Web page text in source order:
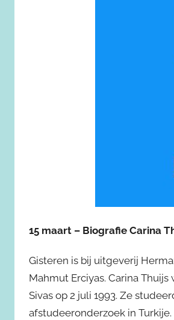
15 maart – Biografie Carina
Gisteren is bij uitgeverij
Mahmut Erciyas. Carina
Sivas op 2 juli 1993. Ze
afstudeeronderzoek in Turkije.